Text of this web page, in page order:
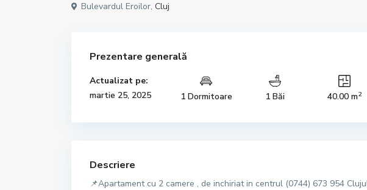
Bulevardul Eroilor, Cluj
Prezentare generală
Actualizat pe:
martie 25, 2025
1 Dormitoare 1 Băi 40.00 m2
Descriere
📌Apartament cu 2 camere , de inchiriat in centrul (0744) 673 954